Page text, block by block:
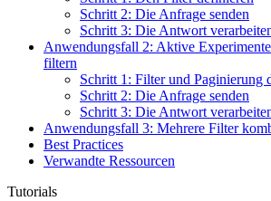
Schritt 2: Die Anfrage senden
Schritt 3: Die Antwort
Anwendungsfall 2: Aktive
filtern
Schritt 1: Filter und Paginierung
Schritt 2: Die Anfrage senden
Schritt 3: Die Antwort
Anwendungsfall 3: Mehrere Filter
Best Practices
Verwandte Ressourcen
Tutorials